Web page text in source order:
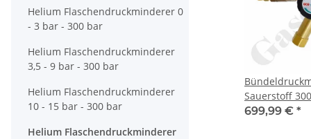
Sauerstoff
20 bar
699,99 € *
Helium Flaschendruckminderer 0
- 3 bar - 300 bar
Helium Flaschendruckminderer
3,5 - 9 bar - 300 bar
Helium Flaschendruckminderer
10 - 15 bar - 300 bar
Helium Flaschendruckminderer